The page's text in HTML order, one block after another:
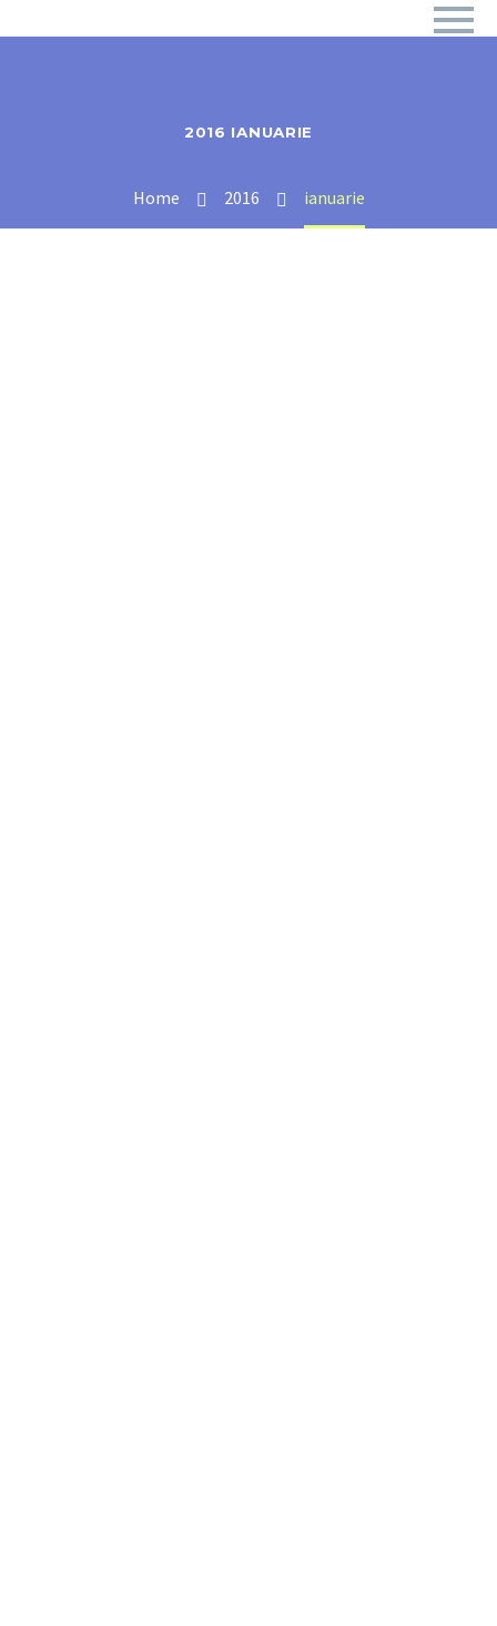
2016 IANUARIE
Home 2016 ianuarie